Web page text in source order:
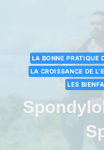
LA BONNE PRATIQUE
LA CROISSANCE DE
LES